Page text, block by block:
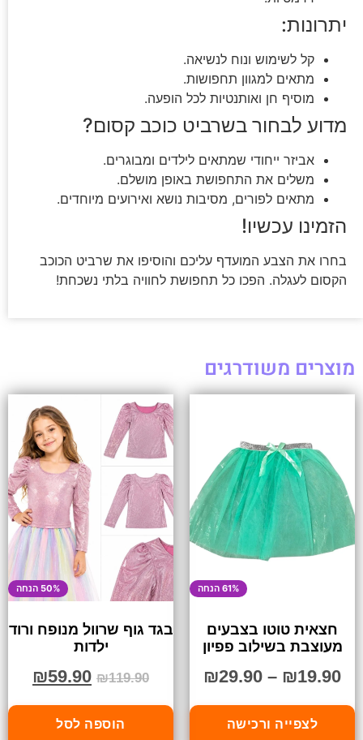
יתרונות:
קל לשימוש ונוח לנשיאה.
מתאים למגוון תחפושות.
מוסיף חן ואותנטיות לכל הופעה.
מדוע לבחור בשרביט כוכב קסום?
אביזר ייחודי שמתאים לילדים ומבוגרים.
משלים את התחפושת באופן מושלם.
מתאים לפורים, מסיבות נושא ואירועים מיוחדים.
הזמינו עכשיו!
בחרו את הצבע המועדף עליכם והוסיפו את שרביט הכוכב
הקסום לעגלה. הפכו כל תחפושת לחוויה בלתי נשכחת!
מוצרים משודרגים
61% הנחה
חצאית טוטו בצבעים
מעוצבת בשילוב פפיון
₪19.90
–
₪29.90
לצפייה ורכישה
50% הנחה
בגד גוף שרוול מנופח ורוד
ילדות
₪119.90
₪59.90
הוספה לסל